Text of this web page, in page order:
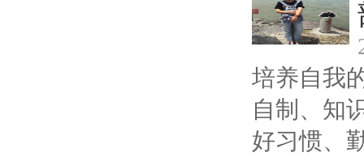
培养自我
自制、知
好习惯、